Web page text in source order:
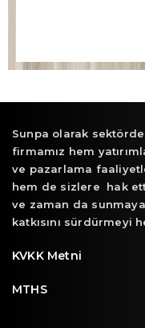
Sunpa olarak
firmamız hem
ve pazarlama
hem de sizlere hak
ve zaman da
katkısını sürdürmeyi
KVKK Metni
MTHS